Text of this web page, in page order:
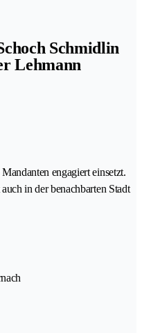
Schmidlin
Lehmann
engagiert einsetzt.
in der benachbarten Stadt